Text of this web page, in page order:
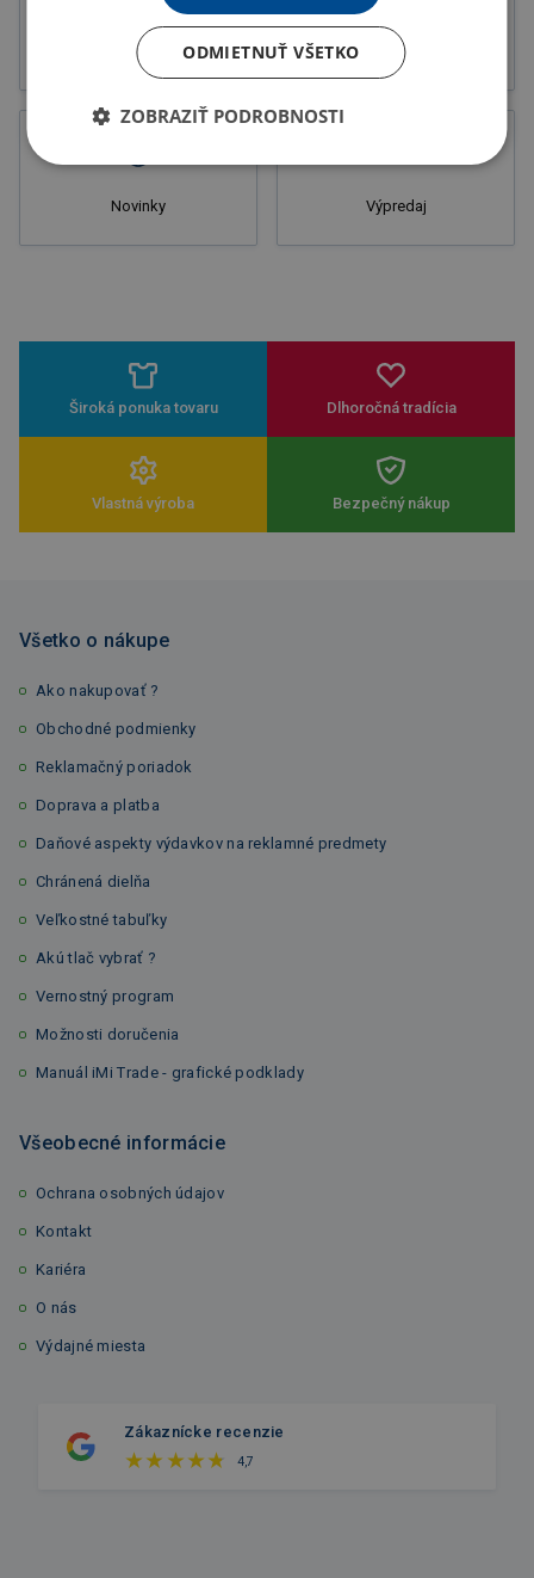
Letáky Potlač
Novinky Výpredaj
Široká ponuka tovaru Dlhoročná tradícia
Vlastná výroba Bezpečný nákup
Všetko o nákupe
Ako nakupovať ?
Obchodné podmienky
Reklamačný poriadok
Doprava a platba
Daňové aspekty výdavkov na reklamné predmety
Chránená dielňa
Veľkostné tabuľky
Akú tlač vybrať ?
Vernostný program
Možnosti doručenia
Manuál iMi Trade - grafické podklady
Všeobecné informácie
Ochrana osobných údajov
Kontakt
Kariéra
O nás
Výdajné miesta
Zákaznícke recenzie
4,7
ODMIETNUŤ VŠETKO
ZOBRAZIŤ PODROBNOSTI